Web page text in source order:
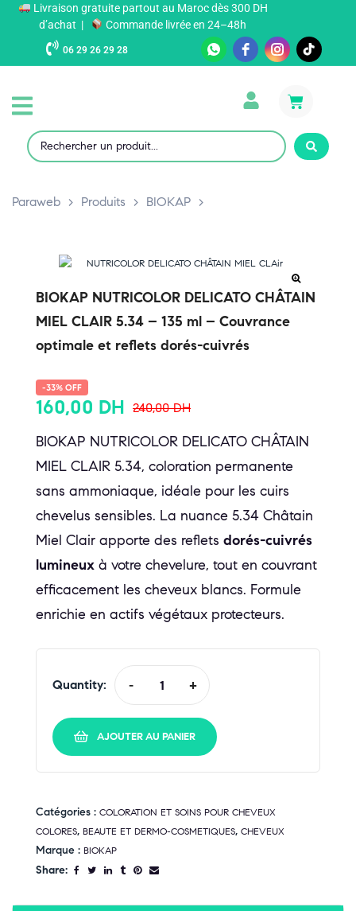
Livraison gratuite partout au Maroc dès 300 DH
d’achat |
Commande livrée en 24–48h
06 29 26 29 28
Paraweb > Produits > BIOKAP >
BIOKAP NUTRICOLOR DELICATO CHÂTAIN
MIEL CLAIR 5.34 – 135 ml – Couvrance
optimale et reflets dorés-cuivrés
-33% OFF
240,00DH
160,00 DH
BIOKAP NUTRICOLOR DELICATO CHÂTAIN
MIEL CLAIR 5.34, coloration permanente
sans ammoniaque, idéale pour les cuirs
chevelus sensibles. La nuance 5.34 Châtain
Miel Clair apporte des reflets dorés-cuivrés
lumineux à votre chevelure, tout en couvrant
efficacement les cheveux blancs. Formule
enrichie en actifs végétaux protecteurs.
Quantity: - +
AJOUTER AU PANIER
Catégories : COLORATION ET SOINS POUR CHEVEUX
COLORES, BEAUTE ET DERMO-COSMETIQUES, CHEVEUX
Marque : BIOKAP
Share: